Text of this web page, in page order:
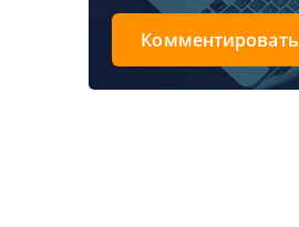
Комментировать